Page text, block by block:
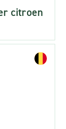
citroen